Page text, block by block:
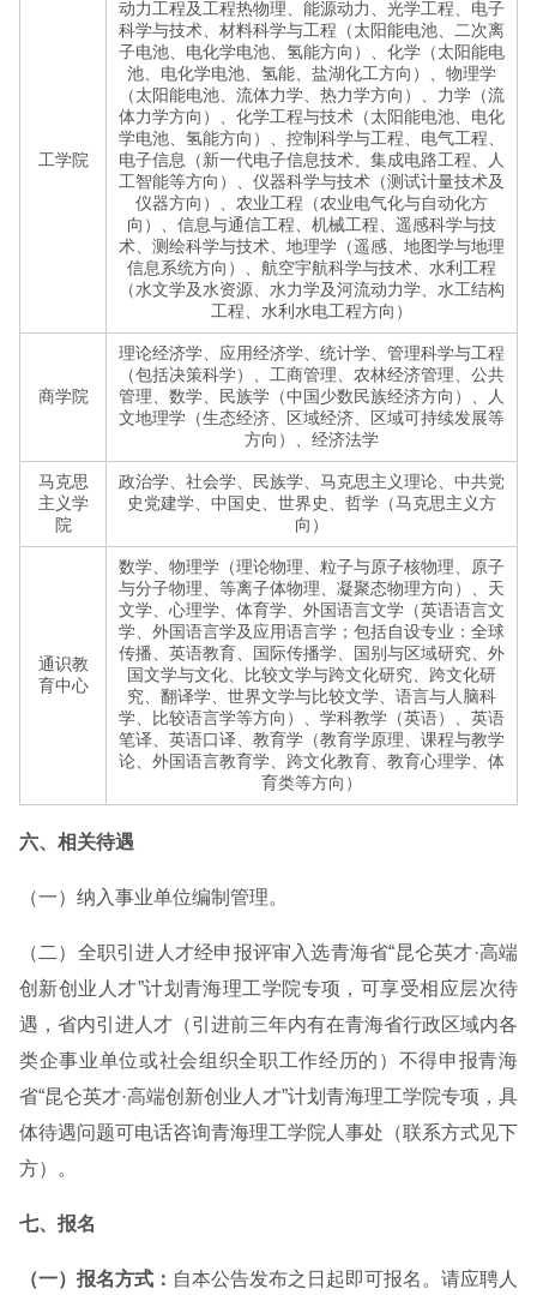
工学院
动力工程及工程热物理、能源动力、光学工程、电子
科学与技术、材料科学与工程（太阳能电池、二次离
子电池、电化学电池、氢能方向）、化学（太阳能电
池、电化学电池、氢能、盐湖化工方向）、物理学
（太阳能电池、流体力学、热力学方向）、力学（流
体力学方向）、化学工程与技术（太阳能电池、电化
学电池、氢能方向）、控制科学与工程、电气工程、
电子信息（新一代电子信息技术、集成电路工程、人
工智能等方向）、仪器科学与技术（测试计量技术及
仪器方向）、农业工程（农业电气化与自动化方
向）、信息与通信工程、机械工程、遥感科学与技
术、测绘科学与技术、地理学（遥感、地图学与地理
信息系统方向）、航空宇航科学与技术、水利工程
（水文学及水资源、水力学及河流动力学、水工结构
工程、水利水电工程方向）
商学院
理论经济学、应用经济学、统计学、管理科学与工程
（包括决策科学）、工商管理、农林经济管理、公共
管理、数学、民族学（中国少数民族经济方向）、人
文地理学（生态经济、区域经济、区域可持续发展等
方向）、经济法学
马克思
主义学
院
政治学、社会学、民族学、马克思主义理论、中共党
史党建学、中国史、世界史、哲学（马克思主义方
向）
通识教
育中心
数学、物理学（理论物理、粒子与原子核物理、原子
与分子物理、等离子体物理、凝聚态物理方向）、天
文学、心理学、体育学、外国语言文学（英语语言文
学、外国语言学及应用语言学；包括自设专业：全球
传播、英语教育、国际传播学、国别与区域研究、外
国文学与文化、比较文学与跨文化研究、跨文化研
究、翻译学、世界文学与比较文学、语言与人脑科
学、比较语言学等方向）、学科教学（英语）、英语
笔译、英语口译、教育学（教育学原理、课程与教学
论、外国语言教育学、跨文化教育、教育心理学、体
育类等方向）
六、相关待遇
（一）纳入事业单位编制管理。
（二）全职引进人才经申报评审入选青海省“昆仑英才·高端
创新创业人才”计划青海理工学院专项，可享受相应层次待
遇，省内引进人才（引进前三年内有在青海省行政区域内各
类企事业单位或社会组织全职工作经历的）不得申报青海
省“昆仑英才·高端创新创业人才”计划青海理工学院专项，具
体待遇问题可电话咨询青海理工学院人事处（联系方式见下
方）。
七、报名
（一）报名方式： 自本公告发布之日起即可报名。请应聘人